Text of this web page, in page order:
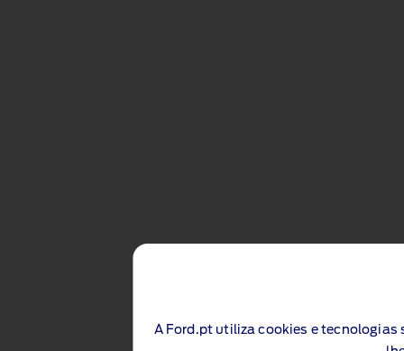
A Ford.pt utiliza cookies e tecnologias